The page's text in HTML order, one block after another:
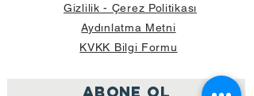
Gizlilik - Çerez Politikası
Aydınlatma Metni
KVKK Bilgi Formu
ABONE OL